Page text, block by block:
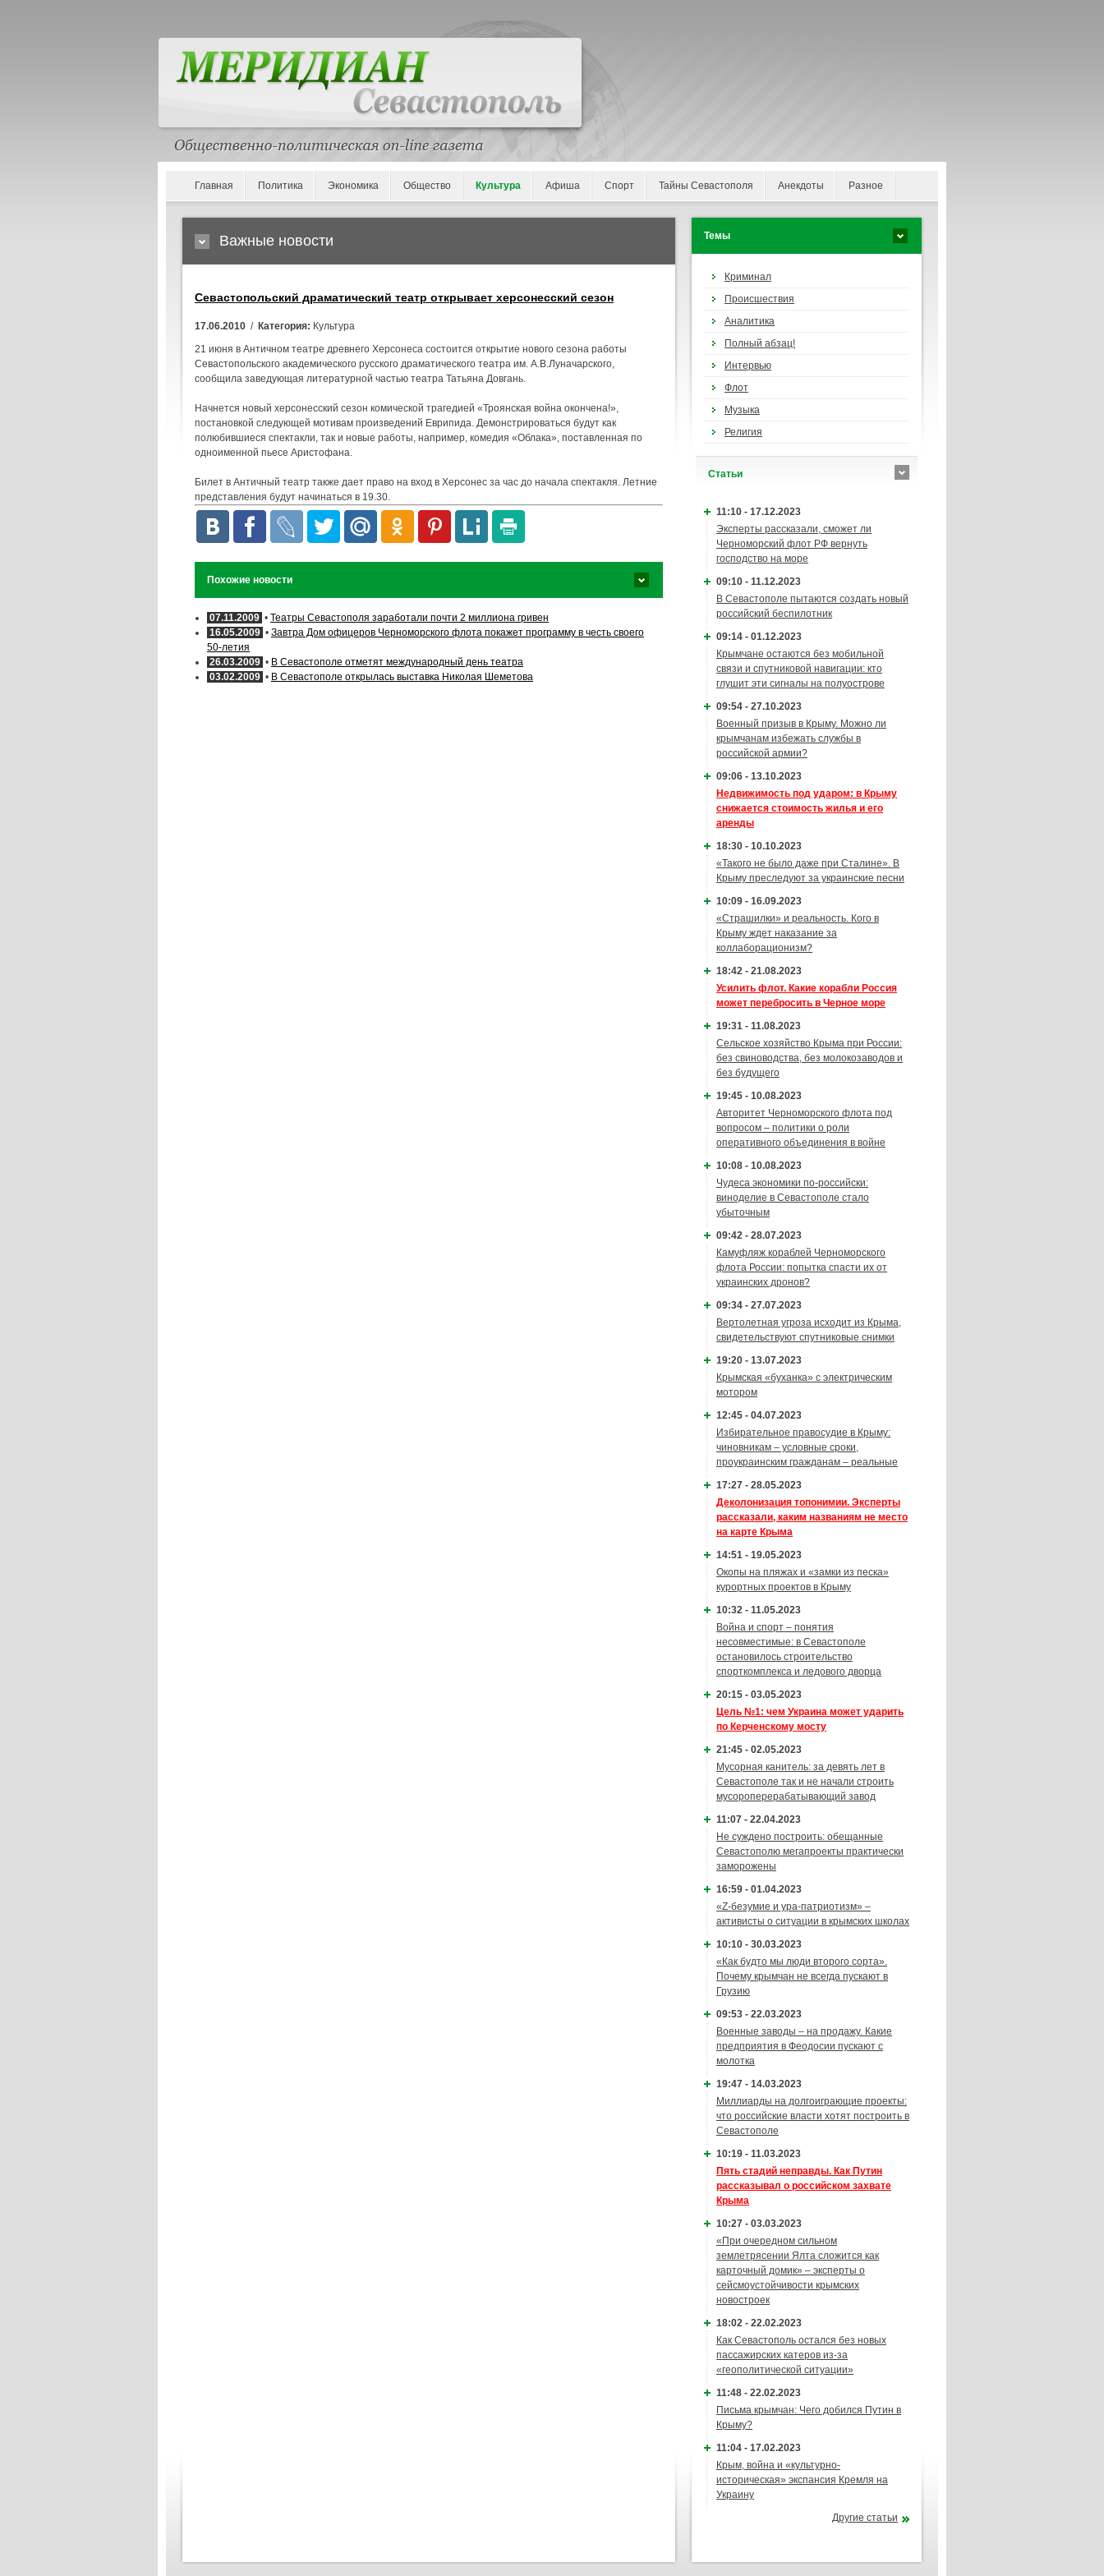
Главная Политика Экономика Общество Культура Афиша Спорт Тайны Севастополя Анекдоты Разное
Важные новости
Севастопольский драматический театр открывает херсонесский сезон
17.06.2010 / Категория: Культура
21 июня в Античном театре древнего Херсонеса состоится открытие нового сезона работы
Севастопольского академического русского драматического театра им. А.В.Луначарского,
сообщила заведующая литературной частью театра Татьяна Довгань.
Начнется новый херсонесский сезон комической трагедией «Троянская война окончена!»,
постановкой следующей мотивам произведений Еврипида. Демонстрироваться будут как
полюбившиеся спектакли, так и новые работы, например, комедия «Облака», поставленная по
одноименной пьесе Аристофана.
Билет в Античный театр также дает право на вход в Херсонес за час до начала спектакля. Летние
представления будут начинаться в 19.30.
Похожие новости
07.11.2009 • Театры Севастополя заработали почти 2 миллиона гривен
16.05.2009 • Завтра Дом офицеров Черноморского флота покажет программу в честь своего
50-летия
26.03.2009 • В Севастополе отметят международный день театра
03.02.2009 • В Севастополе открылась выставка Николая Шеметова
Темы
Криминал
Происшествия
Аналитика
Полный абзац!
Интервью
Флот
Музыка
Религия
Cтатьи
11:10 - 17.12.2023
Эксперты рассказали, сможет ли
Черноморский флот РФ вернуть
господство на море
09:10 - 11.12.2023
В Севастополе пытаются создать новый
российский беспилотник
09:14 - 01.12.2023
Крымчане остаются без мобильной
связи и спутниковой навигации: кто
глушит эти сигналы на полуострове
09:54 - 27.10.2023
Военный призыв в Крыму. Можно ли
крымчанам избежать службы в
российской армии?
09:06 - 13.10.2023
Недвижимость под ударом: в Крыму
снижается стоимость жилья и его
аренды
18:30 - 10.10.2023
«Такого не было даже при Сталине». В
Крыму преследуют за украинские песни
10:09 - 16.09.2023
«Страшилки» и реальность. Кого в
Крыму ждет наказание за
коллаборационизм?
18:42 - 21.08.2023
Усилить флот. Какие корабли Россия
может перебросить в Черное море
19:31 - 11.08.2023
Сельское хозяйство Крыма при России:
без свиноводства, без молокозаводов и
без будущего
19:45 - 10.08.2023
Авторитет Черноморского флота под
вопросом – политики о роли
оперативного объединения в войне
10:08 - 10.08.2023
Чудеса экономики по-российски:
виноделие в Севастополе стало
убыточным
09:42 - 28.07.2023
Камуфляж кораблей Черноморского
флота России: попытка спасти их от
украинских дронов?
09:34 - 27.07.2023
Вертолетная угроза исходит из Крыма,
свидетельствуют спутниковые снимки
19:20 - 13.07.2023
Крымская «буханка» с электрическим
мотором
12:45 - 04.07.2023
Избирательное правосудие в Крыму:
чиновникам – условные сроки,
проукраинским гражданам – реальные
17:27 - 28.05.2023
Деколонизация топонимии. Эксперты
рассказали, каким названиям не место
на карте Крыма
14:51 - 19.05.2023
Окопы на пляжах и «замки из песка»
курортных проектов в Крыму
10:32 - 11.05.2023
Война и спорт – понятия
несовместимые: в Севастополе
остановилось строительство
спорткомплекса и ледового дворца
20:15 - 03.05.2023
Цель №1: чем Украина может ударить
по Керченскому мосту
21:45 - 02.05.2023
Мусорная канитель: за девять лет в
Севастополе так и не начали строить
мусороперерабатывающий завод
11:07 - 22.04.2023
Не суждено построить: обещанные
Севастополю мегапроекты практически
заморожены
16:59 - 01.04.2023
«Z-безумие и ура-патриотизм» –
активисты о ситуации в крымских школах
10:10 - 30.03.2023
«Как будто мы люди второго сорта».
Почему крымчан не всегда пускают в
Грузию
09:53 - 22.03.2023
Военные заводы – на продажу. Какие
предприятия в Феодосии пускают с
молотка
19:47 - 14.03.2023
Миллиарды на долгоиграющие проекты:
что российские власти хотят построить в
Севастополе
10:19 - 11.03.2023
Пять стадий неправды. Как Путин
рассказывал о российском захвате
Крыма
10:27 - 03.03.2023
«При очередном сильном
землетрясении Ялта сложится как
карточный домик» – эксперты о
сейсмоустойчивости крымских
новостроек
18:02 - 22.02.2023
Как Севастополь остался без новых
пассажирских катеров из-за
«геополитической ситуации»
11:48 - 22.02.2023
Письма крымчан: Чего добился Путин в
Крыму?
11:04 - 17.02.2023
Крым, война и «культурно-
историческая» экспансия Кремля на
Украину
Другие статьи